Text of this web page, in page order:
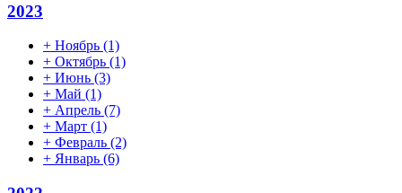
2023
+ Ноябрь (1)
+ Октябрь (1)
+ Июнь (3)
+ Май (1)
+ Апрель (7)
+ Март (1)
+ Февраль (2)
+ Январь (6)